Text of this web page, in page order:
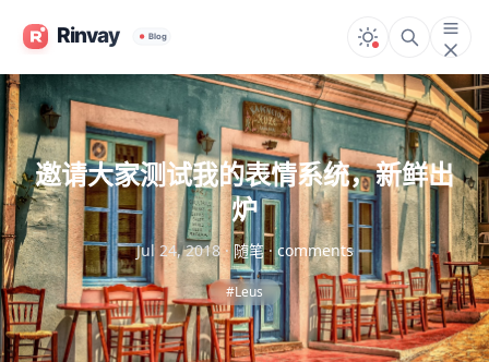
邀请大家测试我的表情系统，新鲜出
炉
Jul 24, 2018· 随笔·comments
#Leus